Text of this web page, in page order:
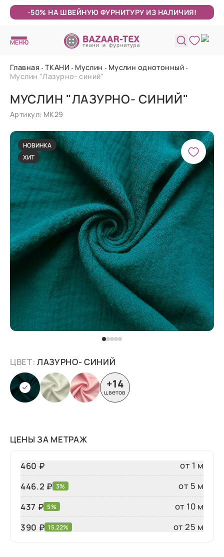
-50% НА ШВЕЙНУЮ ФУРНИТУРУ ИЗ НАЛИЧИЯ!
МЕНЮ
Главная ТКАНИ Муслин
Муслин однотонный
Муслин "Лазурно- синий"
МУСЛИН "ЛАЗУРНО- СИНИЙ"
Артикул: МК29
НОВИНКА
ХИТ
ЦВЕТ:ЛАЗУРНО- СИНИЙ
+14
цветов
ЦЕНЫ ЗА МЕТРАЖ
460 ₽
от 1 м
446.2 ₽ 3%
от 5 м
437 ₽ 5%
от 10 м
390 ₽ 15.22% от 25 м